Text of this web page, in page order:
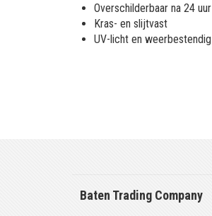
Overschilderbaar na 24 uur
Kras- en slijtvast
UV-licht en weerbestendig
Baten Trading Company